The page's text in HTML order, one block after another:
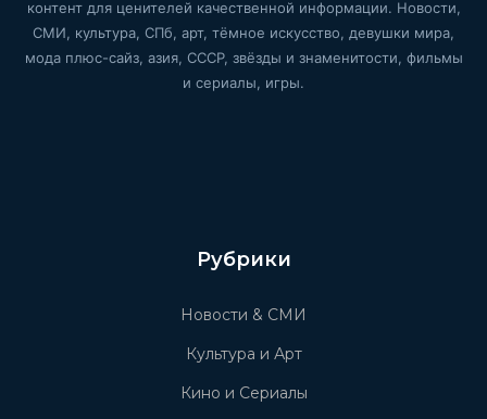
контент для ценителей качественной информации. Новости,
СМИ, культура, СПб, арт, тёмное искусство, девушки мира,
мода плюс-сайз, азия, СССР, звёзды и знаменитости, фильмы
и сериалы, игры.
Рубрики
Новости & СМИ
Культура и Арт
Кино и Сериалы